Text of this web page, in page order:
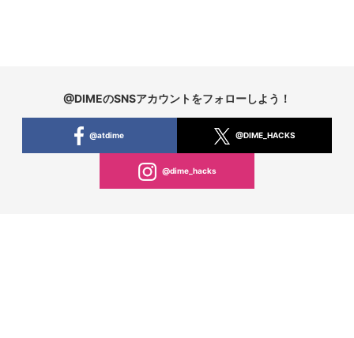
@DIMEのSNSアカウントをフォローしよう！
@atdime @DIME_HACKS
@dime_hacks